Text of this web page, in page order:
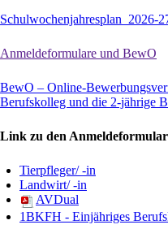
Schulwochenjahresplan_2026-
Anmeldeformulare und BewO
BewO – Online-
Berufskolleg und die 2-jährige
Link zu den
Tierpfleger/ -in
Landwirt/ -in
AVDual
1BKFH - Einjähriges